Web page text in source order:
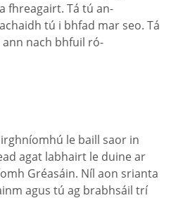
fhreagairt. Tá tú an-
tú i bhfad mar seo. Tá
nach bhfuil ró-
le baill saor in
agat labhairt le duine ar
Gréasáin. Níl aon srianta
agus tú ag brabhsáil trí